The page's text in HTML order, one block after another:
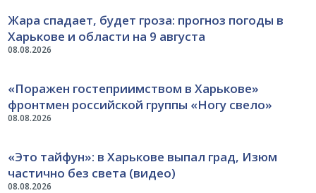
08.08.2026
Жара спадает, будет гроза: прогноз погоды в
Харькове и области на 9 августа
08.08.2026
«Поражен гостеприимством в Харькове»
фронтмен российской группы «Ногу свело»
08.08.2026
«Это тайфун»: в Харькове выпал град, Изюм
частично без света (видео)